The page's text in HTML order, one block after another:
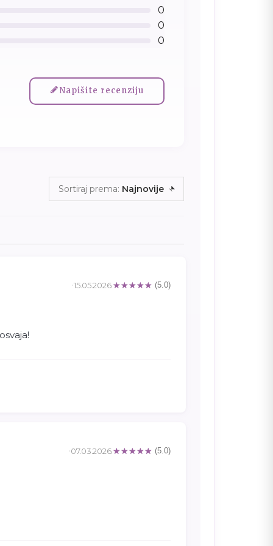
0
0
0
Napišite recenziju
Sortiraj prema: Najnovije
(5.0)
15.05.2026.
(5.0)
07.03.2026.